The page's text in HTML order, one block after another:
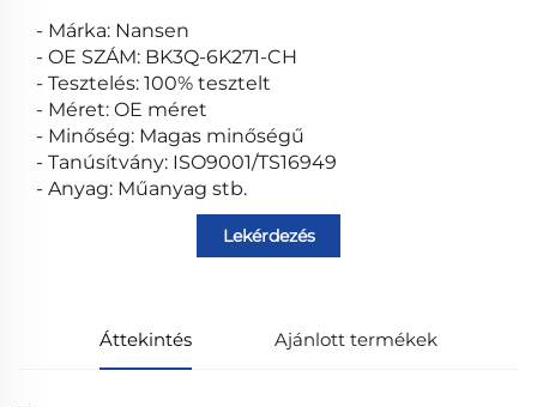
- Márka: Nansen
- OE SZÁM: BK3Q-6K271-CH
- Tesztelés: 100% tesztelt
- Méret: OE méret
- Minőség: Magas minőségű
- Tanúsítvány: ISO9001/TS16949
- Anyag: Műanyag stb.
Lekérdezés
Áttekintés Ajánlott termékek